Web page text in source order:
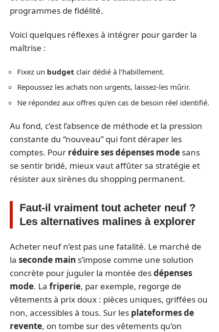
programmes de fidélité.
Voici quelques réflexes à intégrer pour garder la
maîtrise :
Fixez un budget clair dédié à l’habillement.
Repoussez les achats non urgents, laissez-les mûrir.
Ne répondez aux offres qu’en cas de besoin réel identifié.
Au fond, c’est l’absence de méthode et la pression
constante du “nouveau” qui font déraper les
comptes. Pour réduire ses dépenses mode sans
se sentir bridé, mieux vaut affûter sa stratégie et
résister aux sirènes du shopping permanent.
Faut-il vraiment tout acheter neuf ?
Les alternatives malines à explorer
Acheter neuf n’est pas une fatalité. Le marché de
la seconde main s’impose comme une solution
concrète pour juguler la montée desdépenses
mode. La friperie, par exemple, regorge de
vêtements à prix doux : pièces uniques, griffées ou
non, accessibles à tous. Sur les plateformes de
revente, on tombe sur des vêtements qu’on